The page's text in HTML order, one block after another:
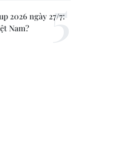
2026 ngày 27/7:
Nam?